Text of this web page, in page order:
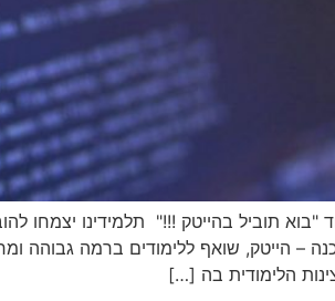
– 15 יחידות לימוד "בוא תוביל בהייטק !!!"
– הייטק, שואף ללימודים ברמה גבוהה
הלימודית בה […]